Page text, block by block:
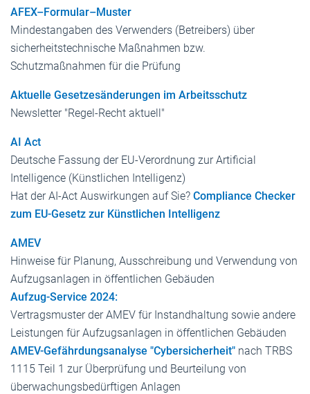
AFEX–Formular–Muster
Mindestangaben des Verwenders (Betreibers) über
sicherheitstechnische Maßnahmen bzw.
Schutzmaßnahmen für die Prüfung
Aktuelle Gesetzesänderungen im Arbeitsschutz
Newsletter "Regel-Recht aktuell"
AI Act
Deutsche Fassung der EU-Verordnung zur Artificial
Intelligence (Künstlichen Intelligenz)
Hat der AI-Act Auswirkungen auf Sie? Compliance Checker
zum EU-Gesetz zur Künstlichen Intelligenz
AMEV
Hinweise für Planung, Ausschreibung und Verwendung von
Aufzugsanlagen in öffentlichen Gebäuden
Aufzug-Service 2024:
Vertragsmuster der AMEV für Instandhaltung sowie andere
Leistungen für Aufzugsanlagen in öffentlichen Gebäuden
AMEV-Gefährdungsanalyse "Cybersicherheit" nach TRBS
1115 Teil 1 zur Überprüfung und Beurteilung von
überwachungsbedürftigen Anlagen